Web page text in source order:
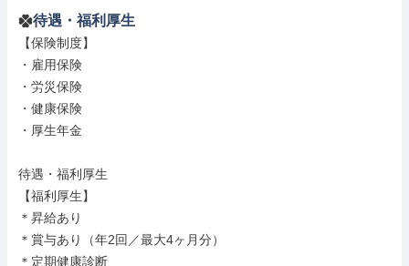
待遇・福利厚生
【保険制度】
・雇用保険
・労災保険
・健康保険
・厚生年金
待遇・福利厚生
【福利厚生】
＊昇給あり
＊賞与あり（年2回／最大4ヶ月分）
＊定期健康診断